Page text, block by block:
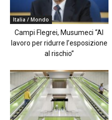
Italia / Mondo
Campi Flegrei, Musumeci “Al
lavoro per ridurre l’esposizione
al rischio”